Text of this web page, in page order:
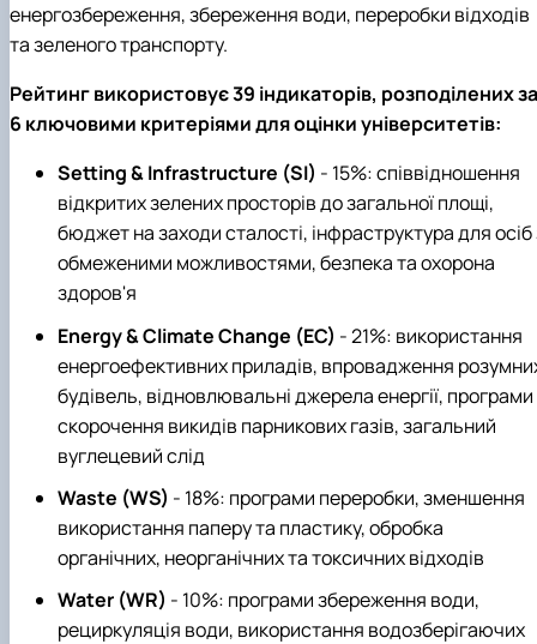
енергозбереження, збереження води, переробки відходів
та зеленого транспорту.
Рейтинг використовує 39 індикаторів, розподілених за
6 ключовими критеріями для оцінки університетів:
Setting & Infrastructure (SI) - 15%: співвідношення
відкритих зелених просторів до загальної площі,
бюджет на заходи сталості, інфраструктура для осіб
обмеженими можливостями, безпека та охорона
здоров'я
Energy & Climate Change (EC) - 21%: використання
енергоефективних приладів, впровадження
будівель, відновлювальні джерела енергії, програми
скорочення викидів парникових газів, загальний
вуглецевий слід
Waste (WS) - 18%: програми переробки, зменшення
використання паперу та пластику, обробка
органічних, неорганічних та токсичних відходів
Water (WR) - 10%: програми збереження води,
рециркуляція води, використання водозберігаючих